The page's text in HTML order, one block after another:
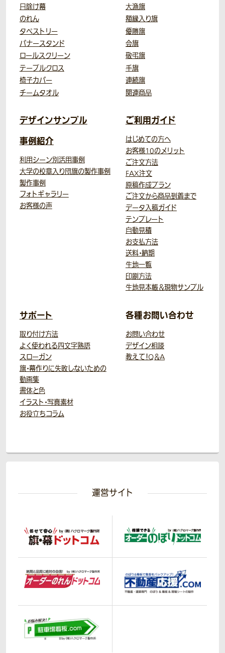
日除け幕
のれん
タペストリー
バナースタンド
ロールスクリーン
テーブルクロス
椅子カバー
チームタオル
大漁旗
額縁入り旗
優勝旗
会旗
敬弔旗
手旗
連続旗
関連商品
デザインサンプル
事例紹介
利用シーン別活用事例
大学の校章入り団旗の製作事例
製作事例
フォトギャラリー
お客様の声
ご利用ガイド
はじめての方へ
お客様10のメリット
ご注文方法
FAX注文
原稿作成プラン
ご注文から商品到着まで
データ入稿ガイド
テンプレート
自動見積
お支払方法
送料・納期
生地一覧
印刷方法
生地見本帳＆現物サンプル
サポート
取り付け方法
よく使われる四文字熟語
スローガン
旗・幕作りに失敗しないための
動画集
書体と色
イラスト・写真素材
お役立ちコラム
各種お問い合わせ
お問い合わせ
デザイン相談
教えて！Q＆A
運営サイト